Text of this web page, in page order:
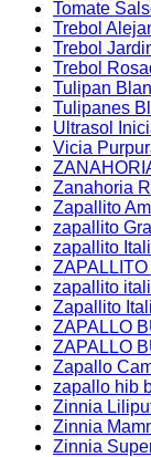
Tomate
Trebol
Trebol
Trebol
Tulipan
Tulipanes
Ultrasol
Vicia
Zanahoria
Zapallito
zapallito
zapallito
zapallito
Zapallito
ZAPALLO
ZAPALLO
Zapallo
zapallo hib
Zinnia
Zinnia
Zinnia